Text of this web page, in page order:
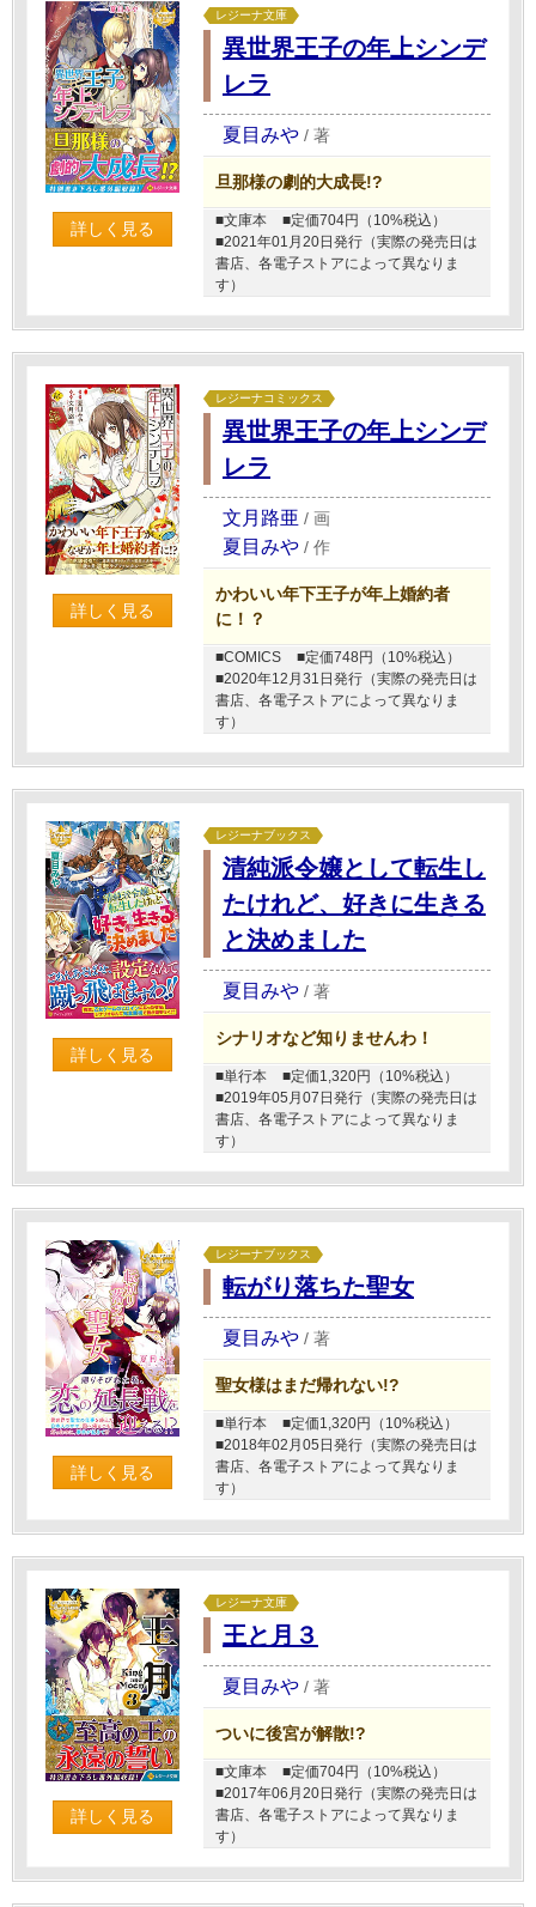
詳しく見る
レジーナ文庫
異世界王子の年上シンデ
レラ
夏目みや / 著
旦那様の劇的大成長!?
■文庫本
■定価704円（10%税込）
■2021年01月20日発行（実際の発売日は
書店、各電子ストアによって異なりま
す）
詳しく見る
レジーナコミックス
異世界王子の年上シンデ
レラ
文月路亜 / 画
夏目みや / 作
かわいい年下王子が年上婚約者
に！？
■COMICS
■定価748円（10%税込）
■2020年12月31日発行（実際の発売日は
書店、各電子ストアによって異なりま
す）
詳しく見る
レジーナブックス
清純派令嬢として転生し
たけれど、好きに生きる
と決めました
夏目みや / 著
シナリオなど知りませんわ！
■単行本
■定価1,320円（10%税込）
■2019年05月07日発行（実際の発売日は
書店、各電子ストアによって異なりま
す）
詳しく見る
レジーナブックス
転がり落ちた聖女
夏目みや / 著
聖女様はまだ帰れない!?
■単行本
■定価1,320円（10%税込）
■2018年02月05日発行（実際の発売日は
書店、各電子ストアによって異なりま
す）
詳しく見る
レジーナ文庫
王と月３
夏目みや / 著
ついに後宮が解散!?
■文庫本
■定価704円（10%税込）
■2017年06月20日発行（実際の発売日は
書店、各電子ストアによって異なりま
す）